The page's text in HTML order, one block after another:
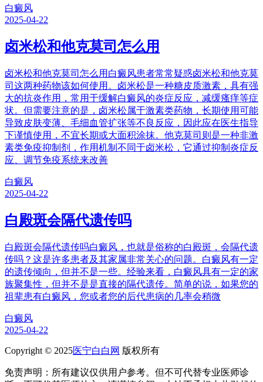
白癜风
2025-04-22
卤米松和他克莫司怎么用
卤米松和他克莫司怎么用白癜风患者常常疑惑卤米松和他克莫
司这两种药物该如何使用。卤米松是一种糖皮质激素，具有强
大的抗炎作用，常用于缓解白癜风的炎症反应，减缓瘙痒等症
状。但需要注意的是，卤米松属于激素类药物，长期使用可能
导致皮肤变薄、毛细血管扩张等不良反应，因此应在医生指导
下谨慎使用，不宜长期或大面积涂抹。他克莫司则是一种非激
素类免疫抑制剂，作用机制不同于卤米松，它通过抑制炎症反
应、调节免疫系统来改善
白癜风
2025-04-22
白殿斑会隔代遗传吗
白殿斑会隔代遗传吗白癜风，也就是俗称的白殿斑，会隔代遗
传吗？这是许多患者及其家属非常关心的问题。白癜风有一定
的遗传倾向，但并不是一些。经验来看，白癜风具有一定的家
族聚集性，但并不是是直接的隔代遗传。简单的说，如果您的
祖辈患有白癜风，您或者您的后代患病的几率会稍微
白癜风
2025-04-22
Copyright © 2025医宁白白网 版权所有
免责声明：所有建议仅供用户参考。但不可代替专业医师诊